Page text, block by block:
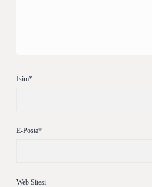
İsim*
E-Posta*
Web Sitesi